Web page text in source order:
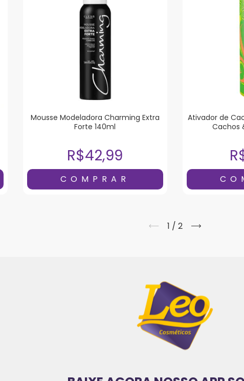
Mousse Modeladora Charming Extra
Forte 140ml
R$42,99
Ativador de
Cachos
1 / 2